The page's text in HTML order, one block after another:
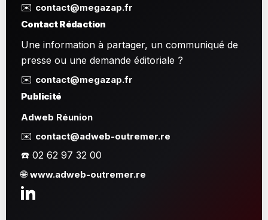
✉️ contact@megazap.fr
Contact Rédaction
Une information à partager, un communiqué de
presse ou une demande éditoriale ?
✉️ contact@megazap.fr
Publicité
Adweb Réunion
✉️ contact@adweb-outremer.re
☎️ 02 62 97 32 00
🌐www.adweb-outremer.re